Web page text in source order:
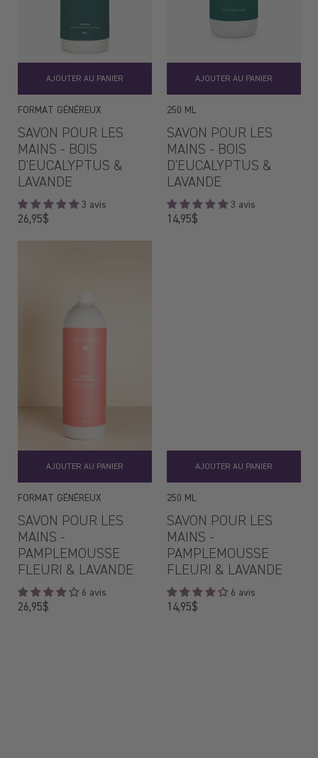
AJOUTER AU PANIER
FORMAT GÉNÉREUX
SAVON POUR LES
MAINS - BOIS
D'EUCALYPTUS &
LAVANDE
3 avis
26,95$Prix
AJOUTER AU PANIER
250 ML
SAVON POUR LES
MAINS - BOIS
D'EUCALYPTUS &
LAVANDE
3 avis
14,95$Prix
AJOUTER AU PANIER
FORMAT GÉNÉREUX
SAVON POUR LES
MAINS -
PAMPLEMOUSSE
FLEURI & LAVANDE
6 avis
26,95$Prix
AJOUTER AU PANIER
250 ML
SAVON POUR LES
MAINS -
PAMPLEMOUSSE
FLEURI & LAVANDE
6 avis
14,95$Prix